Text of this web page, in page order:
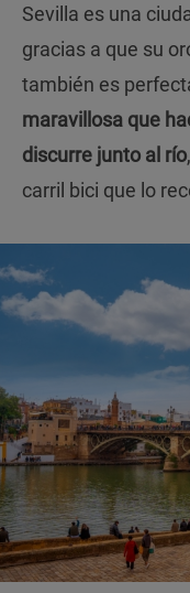
Sevilla es una
gracias a que su
también es
maravillosa que
discurre junto al río
carril bici que lo